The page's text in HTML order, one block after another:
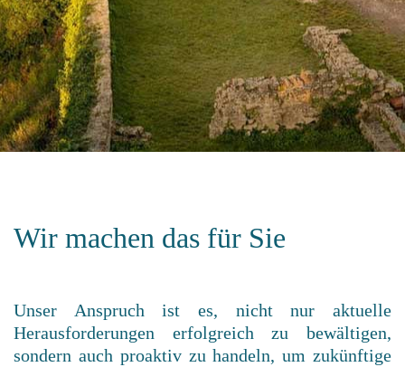
Wir machen das für Sie
Unser Anspruch ist es, nicht nur aktuelle
Herausforderungen erfolgreich zu bewältigen,
sondern auch proaktiv zu handeln, um zukünftige